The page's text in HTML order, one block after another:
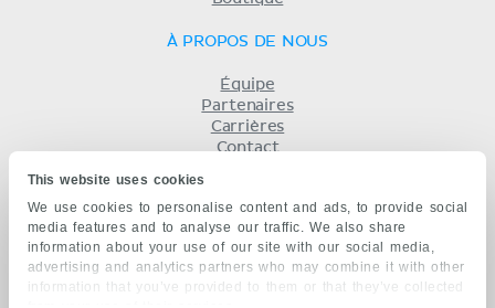
This website uses cookies
We use cookies to personalise content and ads, to provide social
media features and to analyse our traffic. We also share
information about your use of our site with our social media,
advertising and analytics partners who may combine it with other
information that you’ve provided to them or that they’ve collected
À PROPOS DE NOUS
Équipe
Partenaires
Carrières
Contact
Politique de confidentialité
KENHUB EN...
English